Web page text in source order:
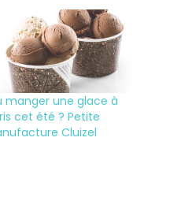
manger une glace à
cet été ? Petite
Cluizel